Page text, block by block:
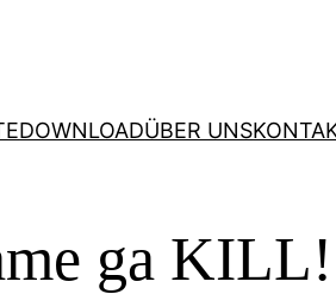
DOWNLOADÜBER UNS
ga